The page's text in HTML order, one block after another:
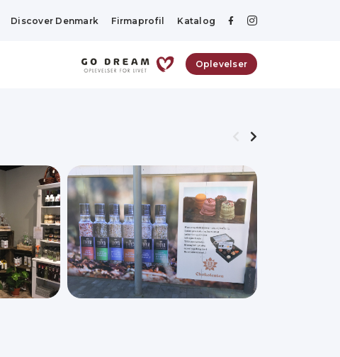
Discover Denmark Firmaprofil Katalog
Oplevelser